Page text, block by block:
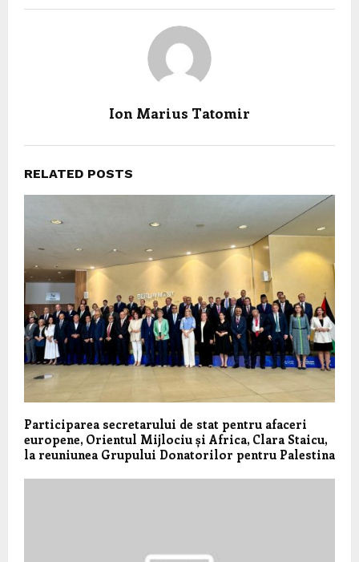
Ion Marius Tatomir
RELATED POSTS
Participarea secretarului de stat pentru afaceri
europene, Orientul Mijlociu și Africa, Clara Staicu,
la reuniunea Grupului Donatorilor pentru Palestina